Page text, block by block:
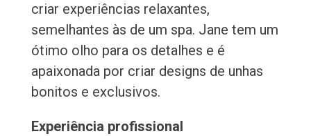
criar experiências relaxantes,
semelhantes às de um spa. Jane tem um
ótimo olho para os detalhes e é
apaixonada por criar designs de unhas
bonitos e exclusivos.
Experiência profissional